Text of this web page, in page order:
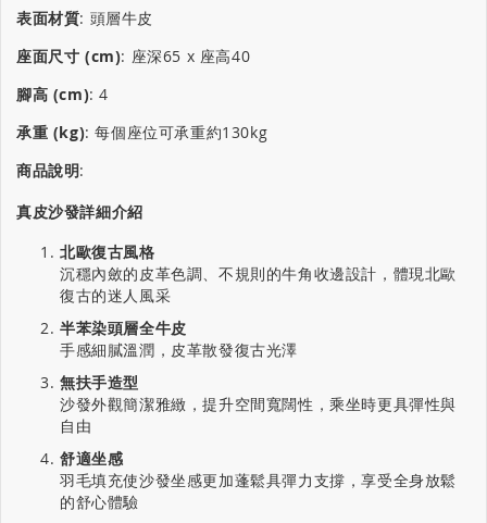
表面材質: 頭層牛皮
座面尺寸 (cm): 座深65 x 座高40
腳高 (cm):4
承重 (kg):每個座位可承重約130kg
商品說明:
真皮沙發詳細介紹
北歐復古風格
沉穩內斂的皮革色調、不規則的牛角收邊設計，體現北歐
復古的迷人風采
半苯染頭層全牛皮
手感細膩溫潤，皮革散發復古光澤
無扶手造型
沙發外觀簡潔雅緻，提升空間寬闊性，乘坐時更具彈性與
自由
舒適坐感
羽毛填充使沙發坐感更加蓬鬆具彈力支撐，享受全身放鬆
的舒心體驗